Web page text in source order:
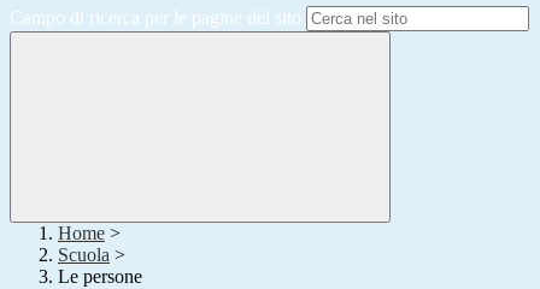
Campo di ricerca per le pagine del sito
Home >
Scuola >
Le persone